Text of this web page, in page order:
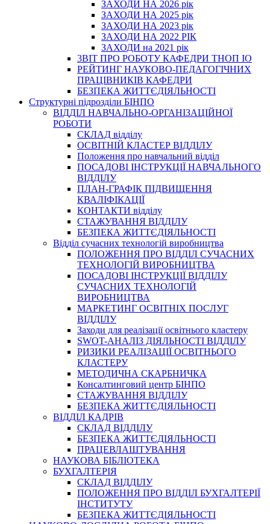
ЗАХОДИ НА 2026 рік
ЗАХОДИ НА 2025 рік
ЗАХОДИ НА 2023 рік
ЗАХОДИ НА 2022 РІК
ЗАХОДИ на 2021 рік
3BIT ПРО РОБОТУ КАФЕДРИ ТНОП ІО
РЕЙТИНГ НАУКОВО-ПЕДАГОГІЧНИХ
ПРАЦІВНИКІВ КАФЕДРИ
БЕЗПЕКА ЖИТТЄДІЯЛЬНОСТІ
Структурні підрозділи БІНПО
ВІДДІЛ НАВЧАЛЬНО-ОРГАНІЗАЦІЙНОЇ
РОБОТИ
СКЛАД відділу
ОСВІТНІЙ КЛАСТЕР ВІДДІЛУ
Положення про навчальний вiддiл
ПОСАДОВІ ІНСТРУКЦІЇ НАВЧАЛЬНОГО
ВІДДІЛУ
ПЛАН-ГРАФІК ПІДВИЩЕННЯ
КВАЛІФІКАЦІЇ
КОНТАКТИ відділу
СТАЖУВАННЯ ВІДДІЛУ
БЕЗПЕКА ЖИТТЄДІЯЛЬНОСТІ
Відділ сучасних технологій виробництва
ПОЛОЖЕННЯ ПРО ВІДДІЛ СУЧАСНИХ
ТЕХНОЛОГІЙ ВИРОБНИЦТВА
ПОСАДОВІ ІНСТРУКЦІЇ ВІДДІЛУ
СУЧАСНИХ ТЕХНОЛОГІЙ
ВИРОБНИЦТВА
МАРКЕТИНГ ОСВІТНІХ ПОСЛУГ
ВІДДІЛУ
Заходи для реалізації освітнього кластеру
SWOT-АНАЛІЗ ДІЯЛЬНОСТІ ВІДДІЛУ
РИЗИКИ РЕАЛІЗАЦІЇ ОСВІТНЬОГО
КЛАСТЕРУ
МЕТОДИЧНА СКАРБНИЧКА
Консалтинговий центр БІНПО
СТАЖУВАННЯ ВІДДІЛУ
БЕЗПЕКА ЖИТТЄДІЯЛЬНОСТІ
ВІДДІЛ КАДРІВ
СКЛАД ВІДДІЛУ
БЕЗПЕКА ЖИТТЄДІЯЛЬНОСТІ
ПРАЦЕВЛАШТУВАННЯ
НАУКОВА БІБЛІОТЕКА
БУХГАЛТЕРІЯ
СКЛАД ВІДДІЛУ
ПОЛОЖЕННЯ ПРО ВІДДІЛ БУХГАЛТЕРІЇ
ІНСТИТУТУ
БЕЗПЕКА ЖИТТЄДІЯЛЬНОСТІ